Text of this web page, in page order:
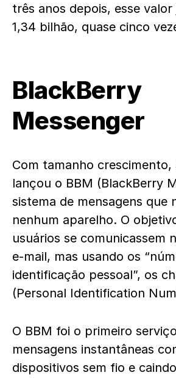
três anos depois, esse valor
1,34 bilhão, quase cinco
BlackBerry
Messenger
Com tamanho crescimento,
lançou o BBM (BlackBerry
sistema de mensagens que
nenhum aparelho. O
usuários se comunicassem
e-mail, mas usando os
identificação pessoal”, os
(Personal Identification
O BBM foi o primeiro
mensagens instantâneas
dispositivos sem fio e